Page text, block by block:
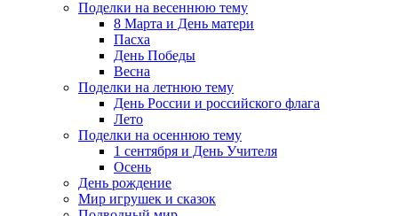
Поделки на весеннюю тему
8 Марта и День матери
Пасха
День Победы
Весна
Поделки на летнюю тему
День России и российского флага
Лето
Поделки на осеннюю тему
1 сентября и День Учителя
Осень
День рождение
Мир игрушек и сказок